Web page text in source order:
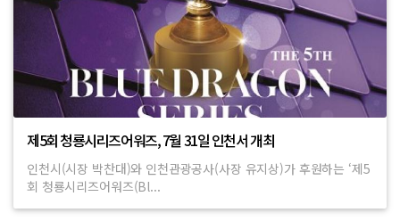
제5회 청룡시리즈어워즈, 7월 31일 인천서 개최
인천시(시장 박찬대)와 인천관광공사(사장 유지상)가 후원하는 ‘제5
회 청룡시리즈어워즈(Bl...